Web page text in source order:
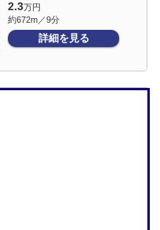
2.3万円
約672m／9分
詳細を見る